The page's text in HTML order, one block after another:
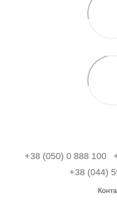
+38 (050) 0 888 100
+38 (044)